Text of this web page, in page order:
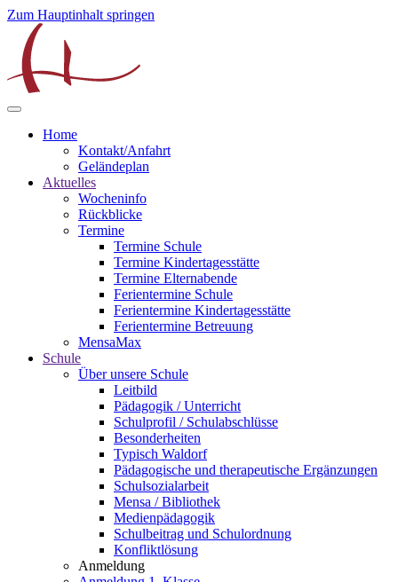
Zum Hauptinhalt springen
Home
Kontakt/Anfahrt
Geländeplan
Aktuelles
Wocheninfo
Rückblicke
Termine
Termine Schule
Termine Kindertagesstätte
Termine Elternabende
Ferientermine Schule
Ferientermine Kindertagesstätte
Ferientermine Betreuung
MensaMax
Schule
Über unsere Schule
Leitbild
Pädagogik / Unterricht
Schulprofil / Schulabschlüsse
Besonderheiten
Typisch Waldorf
Pädagogische und therapeutische Ergänzungen
Schulsozialarbeit
Mensa / Bibliothek
Medienpädagogik
Schulbeitrag und Schulordnung
Konfliktlösung
Anmeldung